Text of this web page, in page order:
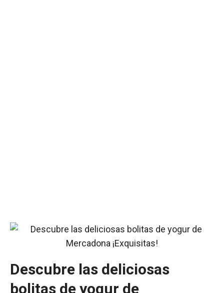
Descubre las deliciosas
bolitas de yogur de